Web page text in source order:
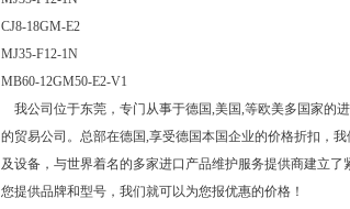
CJ8-18GM-E2
MJ35-F12-1N
MB60-12GM50-E2-V1
我公司位于东莞，专门从事于德国,美国,等欧美多国家的
的贸易公司。总部在德国,享受德国本国企业的价格折扣，
及设备，与世界着名的多家进口产品维护服务提供商建立
您提供品牌和型号，我们就可以为您报优惠的价格！